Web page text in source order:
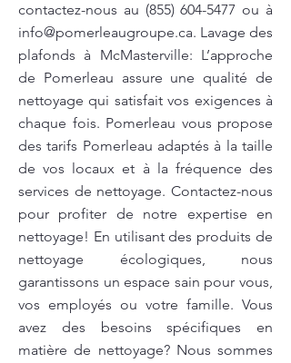
contactez-nous au (855) 604-5477 ou à
info@pomerleaugroupe.ca. Lavage des
plafonds à McMasterville: L’approche
de Pomerleau assure une qualité de
nettoyage qui satisfait vos exigences à
chaque fois. Pomerleau vous propose
des tarifs Pomerleau adaptés à la taille
de vos locaux et à la fréquence des
services de nettoyage. Contactez-nous
pour profiter de notre expertise en
nettoyage! En utilisant des produits de
nettoyage écologiques, nous
garantissons un espace sain pour vous,
vos employés ou votre famille. Vous
avez des besoins spécifiques en
matière de nettoyage? Nous sommes